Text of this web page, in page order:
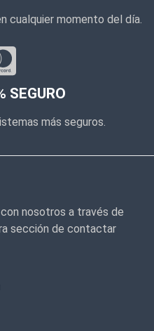
cualquier momento del día.
SEGURO
más seguros.
nosotros a través de
sección de contactar